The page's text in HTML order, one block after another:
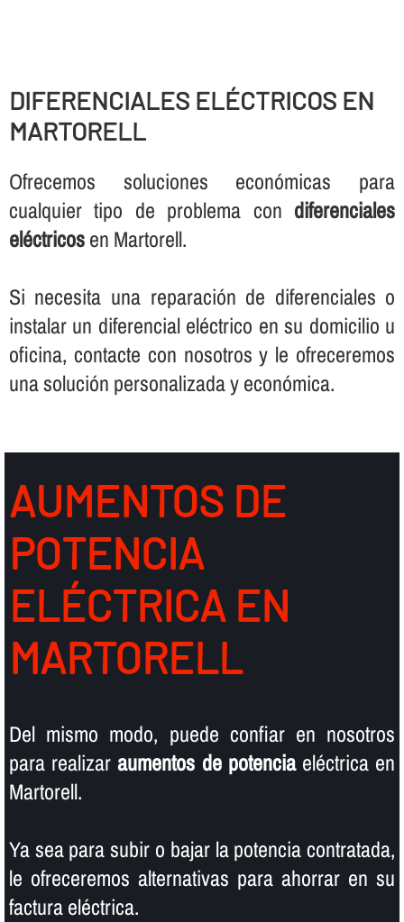
DIFERENCIALES ELÉCTRICOS EN
MARTORELL
Ofrecemos soluciones económicas para
cualquier tipo de problema con diferenciales
eléctricosen Martorell.
Si necesita una reparación de diferenciales o
instalar un diferencial eléctrico en su domicilio u
oficina, contacte con nosotros y le ofreceremos
una solución personalizada y económica.
AUMENTOS DE
POTENCIA
ELÉCTRICA EN
MARTORELL
Del mismo modo, puede confiar en nosotros
para realizaraumentos de potenciaeléctrica en
Martorell.
Ya sea para subir o bajar la potencia contratada,
le ofreceremos alternativas para ahorrar en su
factura eléctrica.